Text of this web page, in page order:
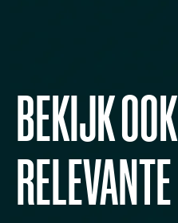
BEKIJK OOK
RELEVANTE